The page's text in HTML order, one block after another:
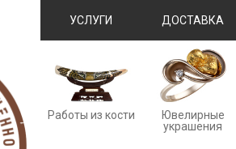
УСЛУГИ ДОСТАВКА
Работы из кости
Ювелирные
украшения